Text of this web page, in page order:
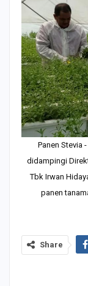
Panen Stevia
didampingi
Tbk Irwan
panen
Share